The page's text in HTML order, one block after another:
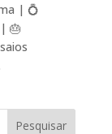
| 💍
🎂
Pesquisar